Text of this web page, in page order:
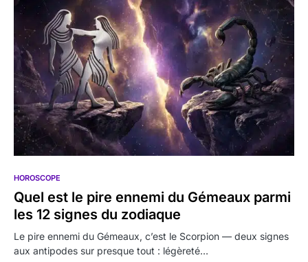
HOROSCOPE
Quel est le pire ennemi du Gémeaux parmi
les 12 signes du zodiaque
Le pire ennemi du Gémeaux, c’est le Scorpion — deux signes
aux antipodes sur presque tout : légèreté…